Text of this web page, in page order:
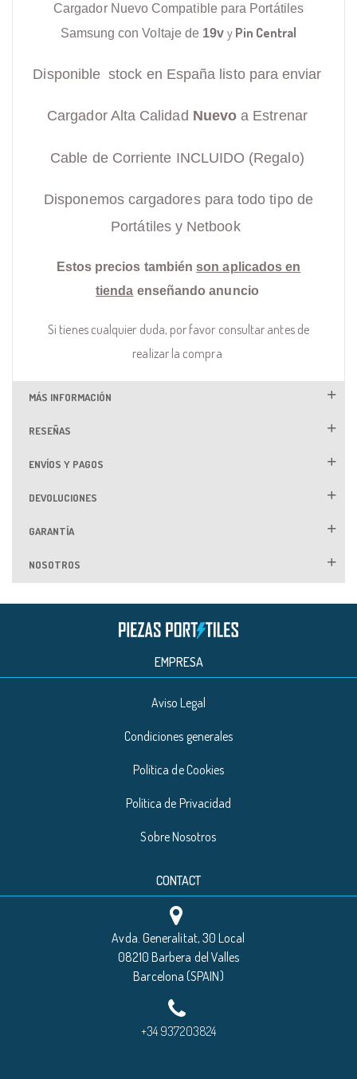
Cargador Nuevo Compatible para Portátiles
Samsung con Voltaje de 19v y Pin Central
Disponible stock en España listo para enviar
Cargador Alta Calidad Nuevo a Estrenar
Cable de Corriente INCLUIDO (Regalo)
Disponemos cargadores para todo tipo de
Portátiles y Netbook
Estos precios también son aplicados en
tienda enseñando anuncio
Si tienes cualquier duda, por favor consultar antes de
realizar la compra
MÁS INFORMACIÓN
RESEÑAS
ENVÍOS Y PAGOS
DEVOLUCIONES
GARANTÍA
NOSOTROS
EMPRESA
Aviso Legal
Condiciones generales
Política de Cookies
Política de Privacidad
Sobre Nosotros
CONTACT
Avda. Generalitat, 30 Local
08210 Barbera del Valles
Barcelona (SPAIN)
+34 937203824